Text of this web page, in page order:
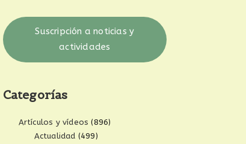
Suscripción a noticias y
actividades
Categorías
Artículos y vídeos (896)
Actualidad (499)